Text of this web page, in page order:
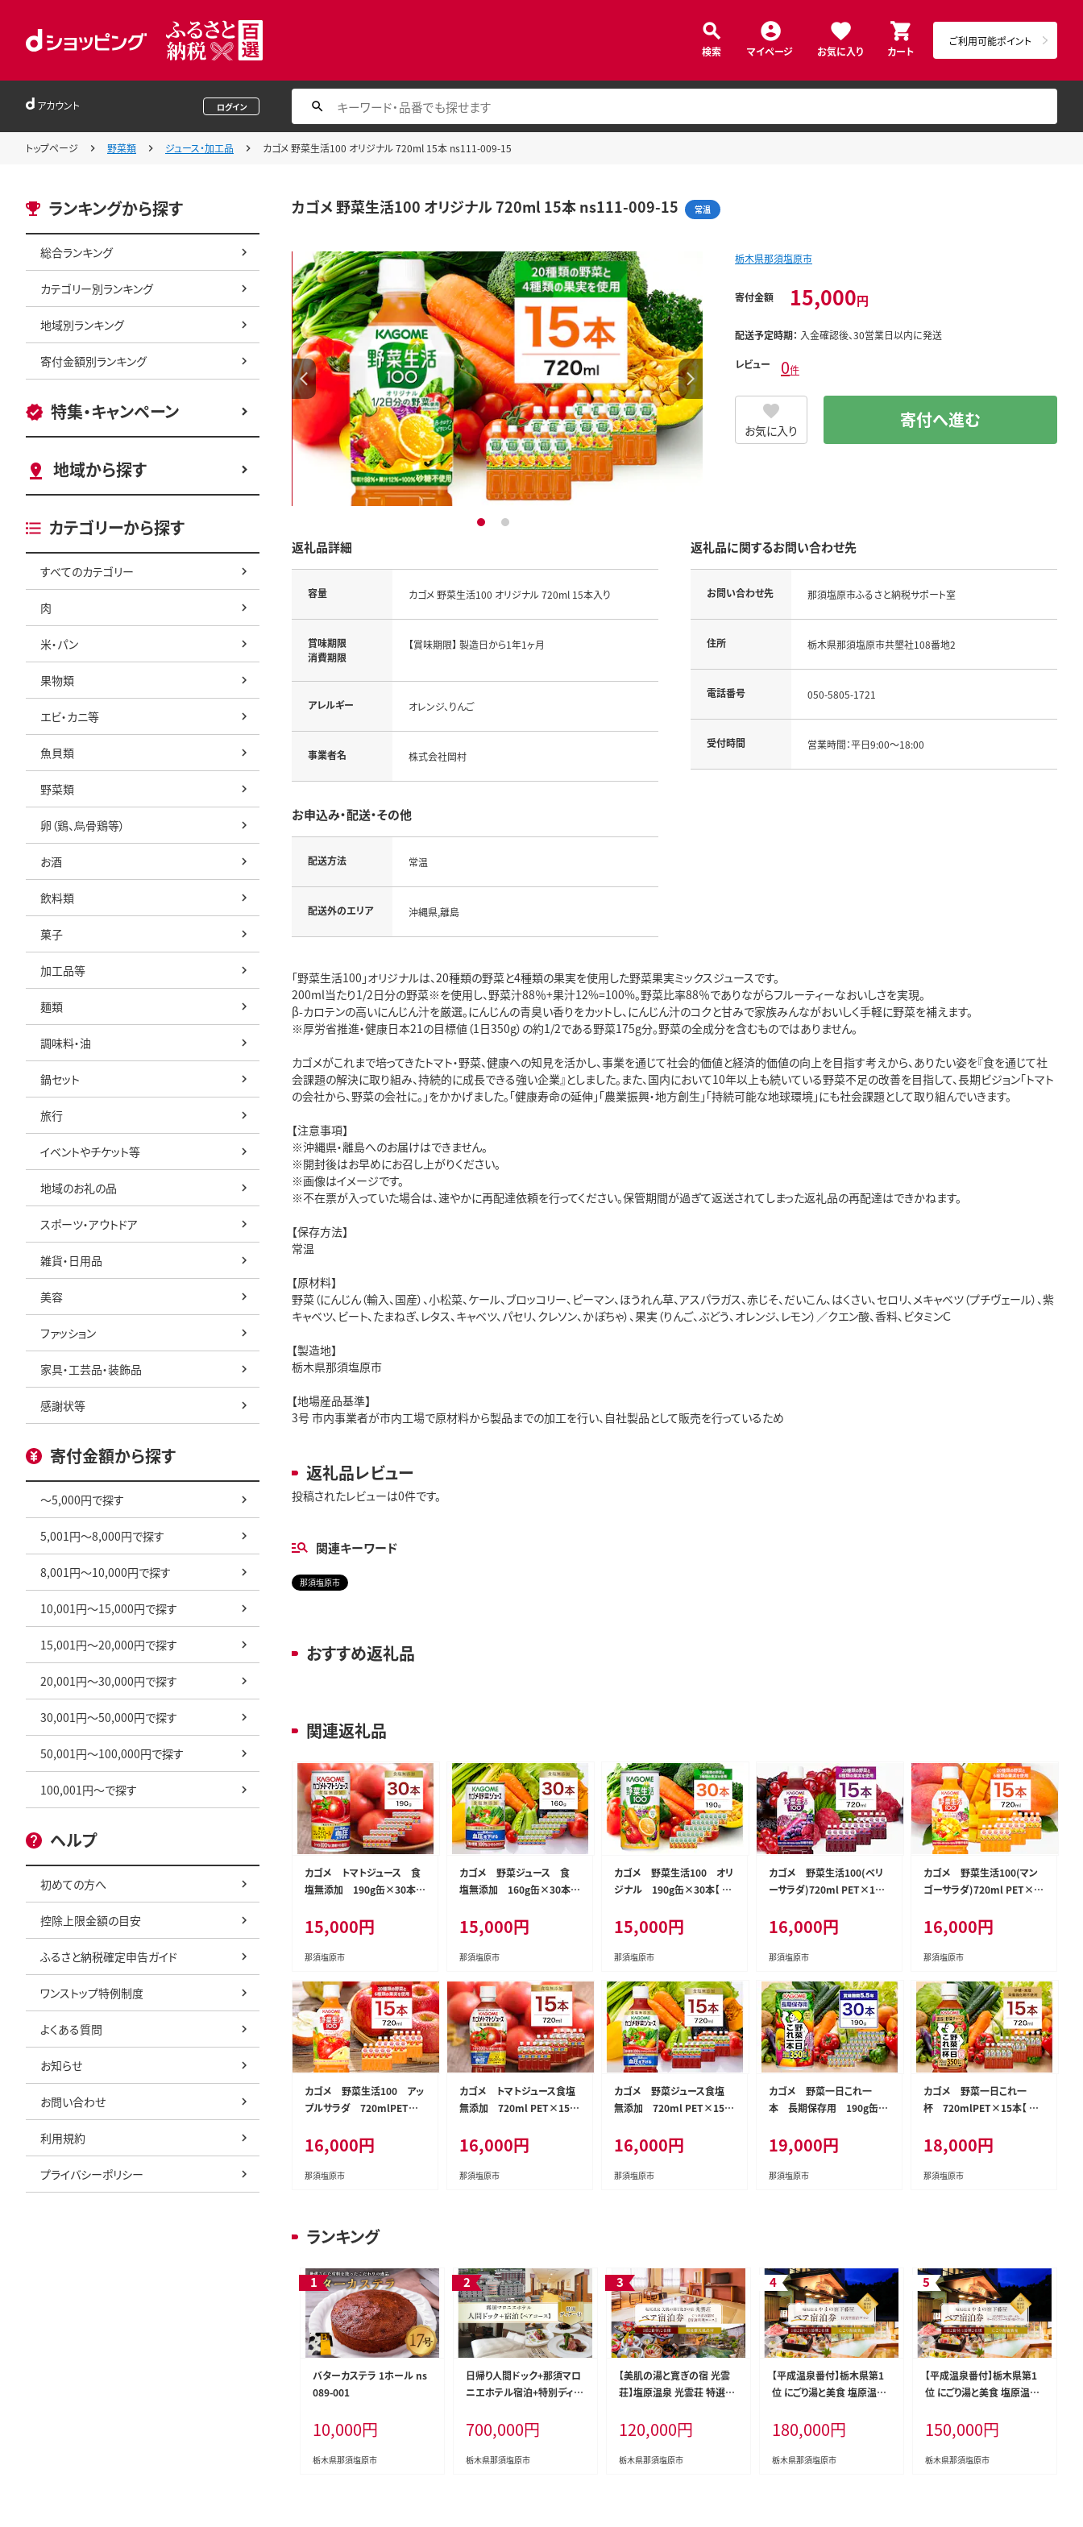
検索 マイページ お気に入り カート
ご利用可能ポイント
アカウント ログイン
トップページ 野菜類 ジュース・加工品 カゴメ 野菜生活100 オリジナル 720ml 15本 ns111-009-15
ランキングから探す
総合ランキング
カテゴリー別ランキング
地域別ランキング
寄付金額別ランキング
特集・キャンペーン
地域から探す
カテゴリーから探す
すべてのカテゴリー
肉
米・パン
果物類
エビ・カニ等
魚貝類
野菜類
卵（鶏、烏骨鶏等）
お酒
飲料類
菓子
加工品等
麺類
調味料・油
鍋セット
旅行
イベントやチケット等
地域のお礼の品
スポーツ・アウトドア
雑貨・日用品
美容
ファッション
家具・工芸品・装飾品
感謝状等
寄付金額から探す
～5,000円で探す
5,001円～8,000円で探す
8,001円～10,000円で探す
10,001円～15,000円で探す
15,001円～20,000円で探す
20,001円～30,000円で探す
30,001円～50,000円で探す
50,001円～100,000円で探す
100,001円～で探す
ヘルプ
初めての方へ
控除上限金額の目安
ふるさと納税確定申告ガイド
ワンストップ特例制度
よくある質問
お知らせ
お問い合わせ
利用規約
プライバシーポリシー
カゴメ 野菜生活100 オリジナル 720ml 15本 ns111-009-15 常温
1 2
栃木県那須塩原市
寄付金額 15,000円
配送予定時期： 入金確認後、30営業日以内に発送
レビュー 0件
お気に入り 寄付へ進む
返礼品詳細
容量 カゴメ 野菜生活100 オリジナル 720ml 15本入り
賞味期限
消費期限
【賞味期限】 製造日から1年1ヶ月
アレルギー オレンジ、りんご
事業者名 株式会社岡村
お申込み・配送・その他
配送方法 常温
配送外のエリア 沖縄県,離島
返礼品に関するお問い合わせ先
お問い合わせ先 那須塩原市ふるさと納税サポート室
住所 栃木県那須塩原市共墾社108番地2
電話番号 050-5805-1721
受付時間 営業時間：平日9:00～18:00
「野菜生活100」オリジナルは、20種類の野菜と4種類の果実を使用した野菜果実ミックスジュースです。
200ml当たり1/2日分の野菜※を使用し、野菜汁88％+果汁12%=100%。野菜比率88％でありながらフルーティーなおいしさを実現。
β-カロテンの高いにんじん汁を厳選。にんじんの青臭い香りをカットし、にんじん汁のコクと甘みで家族みんながおいしく手軽に野菜を補えます。
※厚労省推進・健康日本21の目標値（1日350g）の約1/2である野菜175g分。野菜の全成分を含むものではありません。
カゴメがこれまで培ってきたトマト・野菜、健康への知見を活かし、事業を通じて社会的価値と経済的価値の向上を目指す考えから、ありたい姿を『食を通じて社
会課題の解決に取り組み、持続的に成長できる強い企業』としました。また、国内において10年以上も続いている野菜不足の改善を目指して、長期ビジョン「トマト
の会社から、野菜の会社に。」をかかげました。「健康寿命の延伸」「農業振興・地方創生」「持続可能な地球環境」にも社会課題として取り組んでいきます。
【注意事項】
※沖縄県・離島へのお届けはできません。
※開封後はお早めにお召し上がりください。
※画像はイメージです。
※不在票が入っていた場合は、速やかに再配達依頼を行ってください。保管期間が過ぎて返送されてしまった返礼品の再配達はできかねます。
【保存方法】
常温
【原材料】
野菜（にんじん（輸入、国産）、小松菜、ケール、ブロッコリー、ピーマン、ほうれん草、アスパラガス、赤じそ、だいこん、はくさい、セロリ、メキャベツ（プチヴェール）、紫
キャベツ、ビート、たまねぎ、レタス、キャベツ、パセリ、クレソン、かぼちゃ）、果実（りんご、ぶどう、オレンジ、レモン）／クエン酸、香料、ビタミンＣ
【製造地】
栃木県那須塩原市
【地場産品基準】
3号 市内事業者が市内工場で原材料から製品までの加工を行い、自社製品として販売を行っているため
返礼品レビュー
投稿されたレビューは0件です。
関連キーワード
那須塩原市
おすすめ返礼品
関連返礼品
カゴメ トマトジュース 食
塩無添加 190g缶×30本【
s001-023
15,000円
那須塩原市
カゴメ 野菜ジュース 食
塩無添加 160g缶×30本【
s001-024
15,000円
那須塩原市
カゴメ 野菜生活100 オリ
ジナル 190g缶×30本【 飲
塩原市 】 ns001-025
15,000円
那須塩原市
カゴメ 野菜生活100(ベリ
ーサラダ)720ml PET×15
県 那須塩原市 】 ns001-026
16,000円
那須塩原市
カゴメ 野菜生活100(マン
ゴーサラダ)720ml PET×1
木県 那須塩原市 】 ns001-0
16,000円
那須塩原市
カゴメ 野菜生活100 アッ
プルサラダ 720mlPET×1
木県 那須塩原市 】 ns001-0
16,000円
那須塩原市
カゴメ トマトジュース食塩
無添加 720ml PET×15本
那須塩原市 】 ns001-029
16,000円
那須塩原市
カゴメ 野菜ジュース食塩
無添加 720ml PET×15本
那須塩原市 】 ns001-030
16,000円
那須塩原市
カゴメ 野菜一日これ一
本 長期保存用 190g缶×
木県 那須塩原市 】 ns001-0
19,000円
那須塩原市
カゴメ 野菜一日これ一
杯 720mlPET×15本【 飲
塩原市 】 ns001-032
18,000円
那須塩原市
ランキング
バターカステラ 1ホール ns
089-001
10,000円
栃木県那須塩原市
日帰り人間ドック+那須マロ
ニエホテル宿泊+特別ディナ
ア 体験 栃木県 那須塩原市
】 ns027-004
700,000円
栃木県那須塩原市
【美肌の湯と寛ぎの宿 光雲
荘】塩原温泉 光雲荘 特選料
二食付き）【 旅行 体験・チケ
ット 栃木県 那須塩原市 】 ns
015-002
120,000円
栃木県那須塩原市
【平成温泉番付】栃木県第1
位 にごり湯と美食 塩原温泉
プラン ふるさと納税ペア宿
泊利用券(1泊2食付き) 54,0
00円券【 旅行 体験・チケット
180,000円
栃木県那須塩原市
【平成温泉番付】栃木県第1
位 にごり湯と美食 塩原温泉
ヒレステーキとサーロインス
テーキ食べ較べプラン ふる
さと納税ペア宿泊利用券(1
150,000円
栃木県那須塩原市